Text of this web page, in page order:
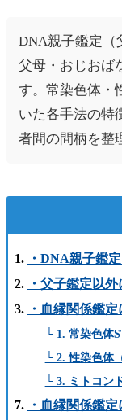
DNA親子鑑定（
父母・おじおば
す。常染色体・
いた各手法の特
者間の間柄を整
・DNA親子鑑
・父子鑑定以
・血縁関係鑑
└ 1. 常染色体
└ 2. 性染色体
└ 3. ミトコン
・血縁関係鑑